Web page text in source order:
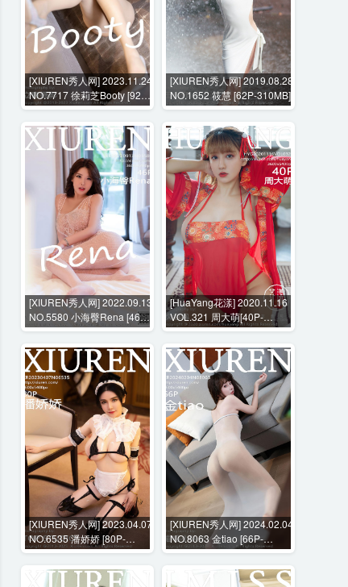
[XIUREN秀人网] 2023.11.24
NO.7717 徐莉芝Booty [92P-
842MB]
[XIUREN秀人网] 2019.08.28
NO.1652 筱慧 [62P-310MB]
[XIUREN秀人网] 2022.09.13
NO.5580 小海臀Rena [46P-
420MB]
[HuaYang花漾] 2020.11.16
VOL.321 周大萌[40P-
445MB]
[XIUREN秀人网] 2023.04.07
NO.6535 潘娇娇 [80P-
706MB]
[XIUREN秀人网] 2024.02.04
NO.8063 金tiao [66P-
738MB]